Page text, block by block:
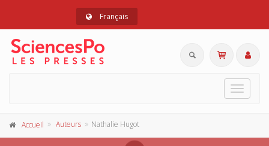
Français
Toggle
Accueil Auteurs Nathalie Hugot